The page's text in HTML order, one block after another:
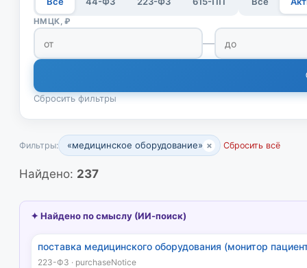
НМЦК, ₽
—
Сбросить фильтры
Фильтры: «медицинское оборудование» × Сбросить всё
Найдено: 237
✦ Найдено по смыслу (ИИ-поиск)
поставка медицинского оборудования (монитор
223-ФЗ · purchaseNotice